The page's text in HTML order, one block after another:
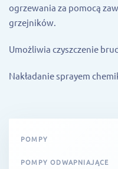
ogrzewania za pomocą
grzejników.
Umożliwia czyszczenie
Nakładanie sprayem
POMPY
POMPY ODWAPNIAJĄCE